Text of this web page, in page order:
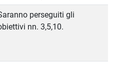
perseguiti gli
nn. 3,5,10.